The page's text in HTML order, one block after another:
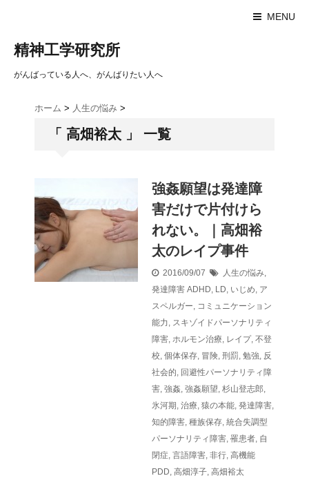
MENU
精神工学研究所
がんばっている人へ、がんばりたい人へ
ホーム > 人生の悩み >
「 高畑裕太 」 一覧
強姦願望は発達障
害だけで片付けら
れない。｜高畑裕
太のレイプ事件
2016/09/07 人生の悩み,
発達障害 ADHD, LD, いじめ, ア
スペルガー, コミュニケーション
能力, スキゾイドパーソナリティ
障害, ホルモン治療, レイプ, 不登
校, 個体保存, 冒険, 刑罰, 勉強, 反
社会的, 回避性パーソナリティ障
害, 強姦, 強姦願望, 杉山登志郎,
氷河期 , 治療, 猿の本能, 発達障害,
知的障害, 種族保存, 統合失調型
パーソナリティ障害, 罹患者, 自
閉症, 言語障害, 非行, 高機能
PDD, 高畑淳子, 高畑裕太